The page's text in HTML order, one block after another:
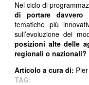
Nel ciclo di
di portare davvero
tematiche più
sull’evoluzione dei
posizioni alte delle
regionali o nazionali?
Articolo a cura di:
TAG: